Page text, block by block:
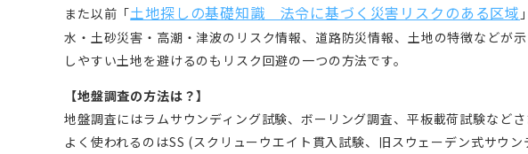
また以前「土地探しの基礎知識 法令に基づく災害リスクのある区域
水・土砂災害・高潮・津波のリスク情報、道路防災情報、土地の特徴などが
しやすい土地を避けるのもリスク回避の一つの方法です。
【地盤調査の方法は？】
地盤調査にはラムサウンディング試験、ボーリング調査、平板載荷試験など
よく使われるのはSS (スクリューウエイト貫入試験、旧スウェーデン式サウ